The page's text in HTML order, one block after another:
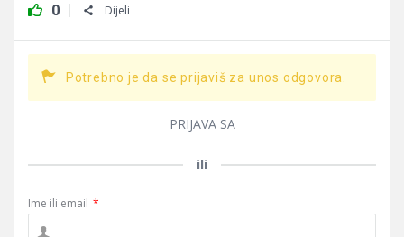
0 Dijeli
Potrebno je da se prijaviš za unos odgovora.
PRIJAVA SA
ili
Ime ili email *